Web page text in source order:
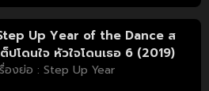
Up Year of the Dance ส
ต็ปโดนใจ หัวใจโดนเธอ 6 (2019)
องย่อ : Step Up Year